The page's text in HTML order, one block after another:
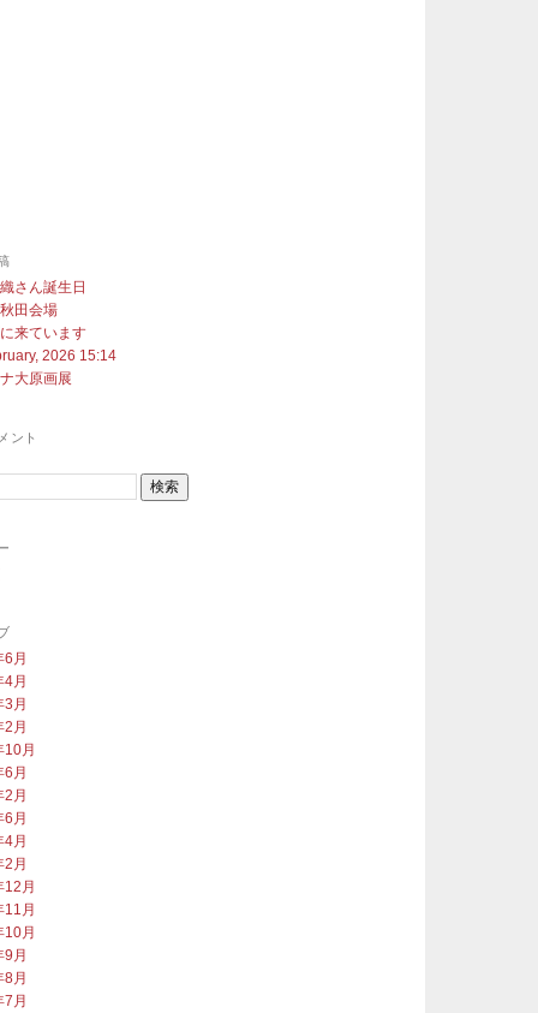
さん誕生日
田会場
来ています
2026 15:14
大原画展
ント
6月
4月
3月
2月
10月
6月
2月
6月
4月
2月
12月
11月
10月
9月
8月
7月